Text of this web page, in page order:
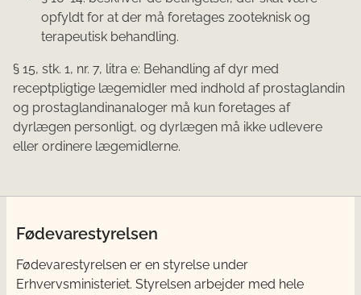
opfyldt for at der må foretages zooteknisk og
terapeutisk behandling.
§ 15, stk. 1, nr. 7, litra e: Behandling af dyr med
receptpligtige lægemidler med indhold af prostaglandin
og prostaglandinanaloger må kun foretages af
dyrlægen personligt, og dyrlægen må ikke udlevere
eller ordinere lægemidlerne.
Fødevarestyrelsen
Fødevarestyrelsen er en styrelse under
Erhvervsministeriet. Styrelsen arbejder med hele